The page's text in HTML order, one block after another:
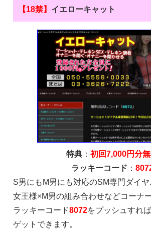
【18禁】 イエローキャット
特典 ： 初回7,000円分
ラッキーコード ：
S男にもM男にも対応のSM専門ダイヤ
女王様×M男の組み合わせなどコーナ
ラッキーコード8072をプッシュすれ
ゲットできます。